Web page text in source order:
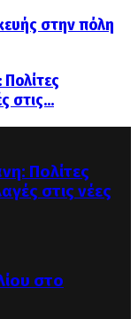
στην πόλη
στις...
Πολίτες
στις νέες
στο